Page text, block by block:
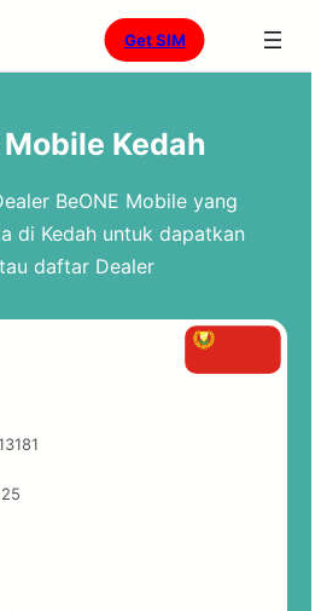
Get SIM
Mobile Kedah
BeONE Mobile yang
di Kedah untuk dapatkan
daftar Dealer